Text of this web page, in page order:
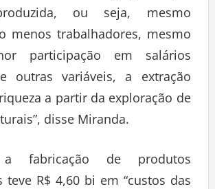
ou seja, mesmo
menos trabalhadores, mesmo
participação em salários
outras variáveis, a extração
a partir da exploração de
disse Miranda.
a fabricação de produtos
teve R$ 4,60 bi em “custos das